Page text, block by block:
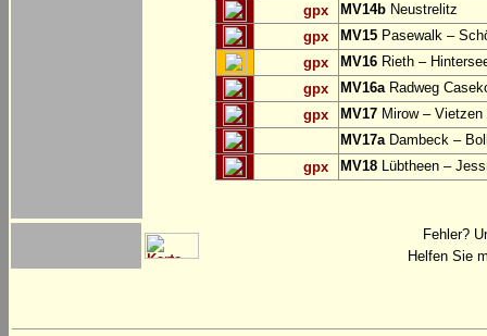
gpx
MV14b Neustrelitz
gpx
MV15 Pasewalk –
gpx
MV16 Rieth –
gpx
MV16aRadweg
gpx
MV17 Mirow – Vietzen
MV17aDambeck –
gpx
MV18 Lübtheen –
Fehler?
Helfen Sie